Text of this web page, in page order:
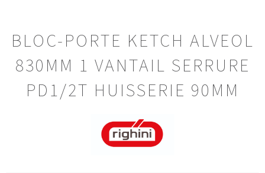
BLOC-PORTE KETCH ALVEOL
830MM 1 VANTAIL SERRURE
PD1/2T HUISSERIE 90MM